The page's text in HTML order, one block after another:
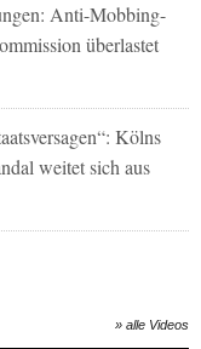
Anti-Mobbing-
überlastet
Kölns
weitet sich aus
» alle Videos